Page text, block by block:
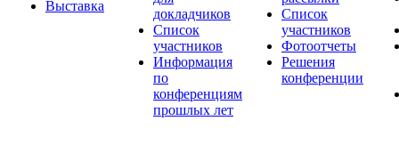
Выставка
докладчиков
Список
участников
Информация
по
конференциям
прошлых лет
Список
участников
Фотоотчеты
Решения
конференции